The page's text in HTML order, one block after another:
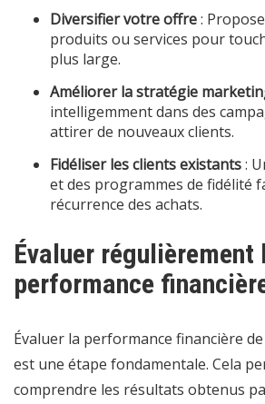
Diversifier votre offre:
produits ou services pour
plus large.
Améliorer la stratégie
intelligemment dans des
attirer de nouveaux clients.
Fidéliser les clients existants:
et des programmes de fidélité
récurrence des achats.
Évaluer régulièrement
performance
Évaluer la performance financière
est une étape fondamentale. Cela
comprendre les résultats obtenus